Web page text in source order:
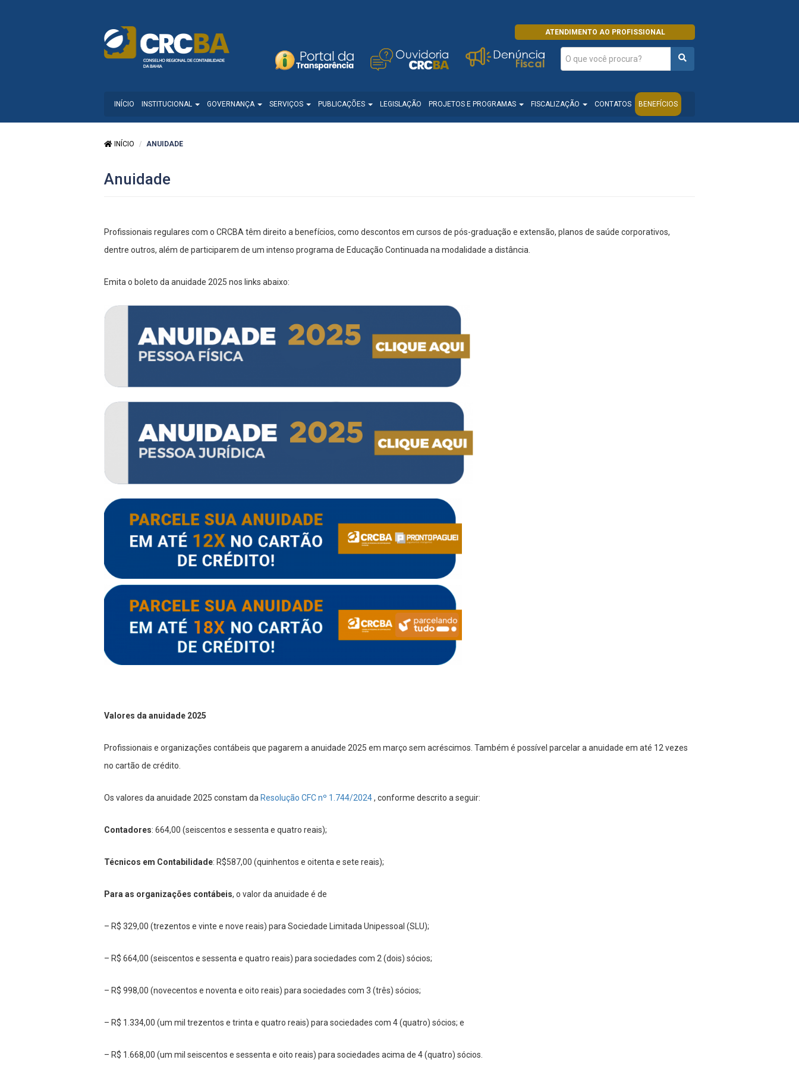
ATENDIMENTO AO PROFISSIONAL
INÍCIO INSTITUCIONAL GOVERNANÇA SERVIÇOS PUBLICAÇÕES LEGISLAÇÃO PROJETOS E PROGRAMAS FISCALIZAÇÃO CONTATOS BENEFÍCIOS
INÍCIO ANUIDADE
Anuidade
Profissionais regulares com o CRCBA têm direito a benefícios, como descontos em cursos de pós-graduação e extensão, planos de saúde corporativos,
dentre outros, além de participarem de um intenso programa de Educação Continuada na modalidade a distância.
Emita o boleto da anuidade 2025 nos links abaixo:
Valores da anuidade 2025
Profissionais e organizações contábeis que pagarem a anuidade 2025 em março sem acréscimos. Também é possível parcelar a anuidade em até 12 vezes
no cartão de crédito.
Os valores da anuidade 2025 constam da Resolução CFC nº 1.744/2024, conforme descrito a seguir:
Contadores: 664,00 (seiscentos e sessenta e quatro reais);
Técnicos em Contabilidade: R$587,00 (quinhentos e oitenta e sete reais);
Para as organizações contábeis, o valor da anuidade é de
– R$ 329,00 (trezentos e vinte e nove reais) para Sociedade Limitada Unipessoal (SLU);
– R$ 664,00 (seiscentos e sessenta e quatro reais) para sociedades com 2 (dois) sócios;
– R$ 998,00 (novecentos e noventa e oito reais) para sociedades com 3 (três) sócios;
– R$ 1.334,00 (um mil trezentos e trinta e quatro reais) para sociedades com 4 (quatro) sócios; e
– R$ 1.668,00 (um mil seiscentos e sessenta e oito reais) para sociedades acima de 4 (quatro) sócios.